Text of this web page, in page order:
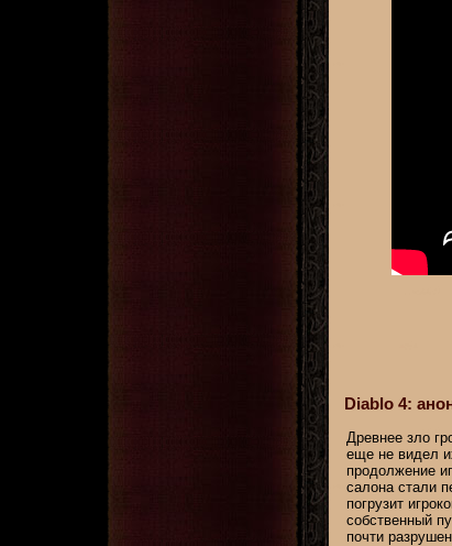
Diablo 4:
Древнее зло
еще не видел
продолжение
салона стали
погрузит
собственный
почти